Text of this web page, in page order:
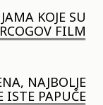
KOJE SU
FILM
NAJBOLJE
ISTE PAPUČE